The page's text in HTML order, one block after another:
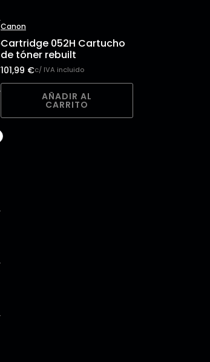
Canon
Cartridge 052H Cartucho
de tóner rebuilt
101,99 €c/ IVA incluido
AÑADIR AL
CARRITO